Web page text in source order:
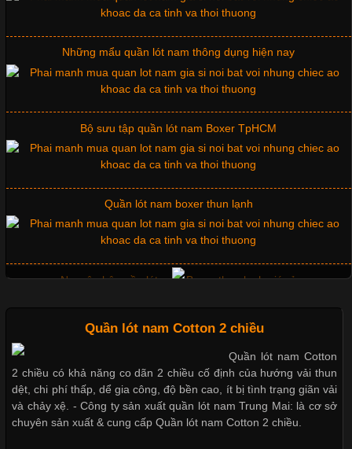
chuyên nghiệp đóng vai trò quan trọng đối với sự phát triển của
đơn vị lựa chọn hiện nay là sử dụng áo thun đồng phục công ty.
Không chỉ giúp tạo sự đồng bộ, áo thun
Chất Liệu Lycra Có Gì Đặc Biệt Trong Ngành Thời Trang?
Vải Lycra Là Gì? Chất Liệu Co Giãn Được Ưa Chuộng Trong
Ngành May Mặc Trong ngành thời trang hiện đại, các loại vải có
khả năng co giãn tốt ngày càng được ưa chuộng nhằm mang lại
trong những chất liệu nổi bật nhờ độ đàn hồi cao,
Chất Liệu Bamboo Xu Hướng Mới Trong Ngành Thời Trang
Trong những năm gần đây, vải Bamboo đang trở thành một
Những mẩu quần lót nam thông dụng hiện nay
Bộ sưu tập quần lót nam Boxer TpHCM
Quần lót nam boxer thun lạnh
Nguyên bộ quần lót nam Boxer thun lạnh giá rẻ
Dễ chịu hơn với quần lót nam giá rẻ vải Cotton 4 chiều
Mẫu quần short quần lót nam nữ hè thu 2017
Quần lót nam Cotton 2 chiều
Quần lót nam Cotton
2 chiều có khả năng co dãn 2 chiều cố định của hướng vải thun
dệt, chi phí thấp, dể gia công, độ bền cao, ít bị tình trạng giãn vải
và chảy xệ. - Công ty sản xuất quần lót nam Trung Mai: là cơ sở
chuyên sản xuất & cung cấp Quần lót nam Cotton 2 chiều.